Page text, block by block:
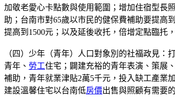
加敬老愛心卡點數與使用範圍；增加住宿型長
助；台南市對65歲以市民的健保費補助要提高
提高到1500元；以及延後收托，倍增定點臨托
（四）少年（青年）人口對象別的社福政見
青年、 勞工住宅；闢建充裕的青年表演、策展
補助，青年就業津貼2萬5千元，投入缺工產業
建設溫馨住宅以台南低房價出售與照顧有需要